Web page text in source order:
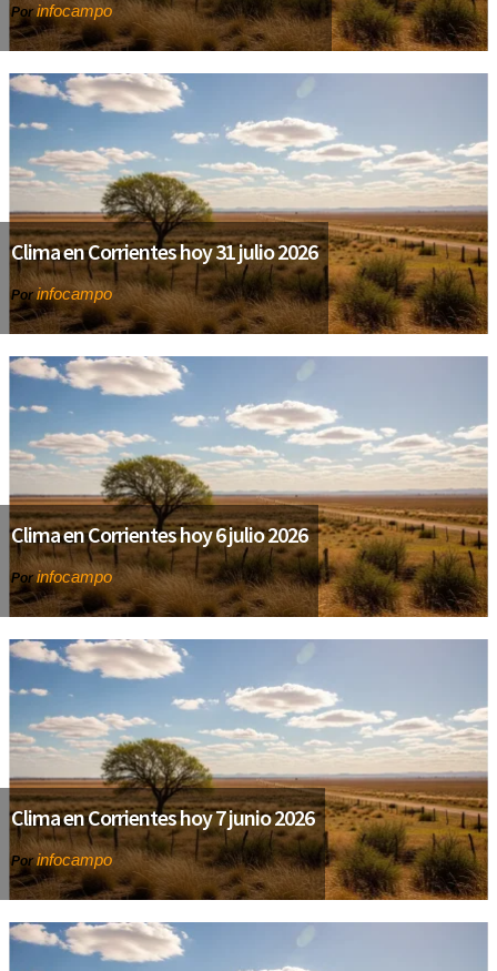
Porinfocampo
Clima en Corrientes hoy 31 julio 2026
Porinfocampo
Clima en Corrientes hoy 6 julio 2026
Porinfocampo
Clima en Corrientes hoy 7 junio 2026
Porinfocampo